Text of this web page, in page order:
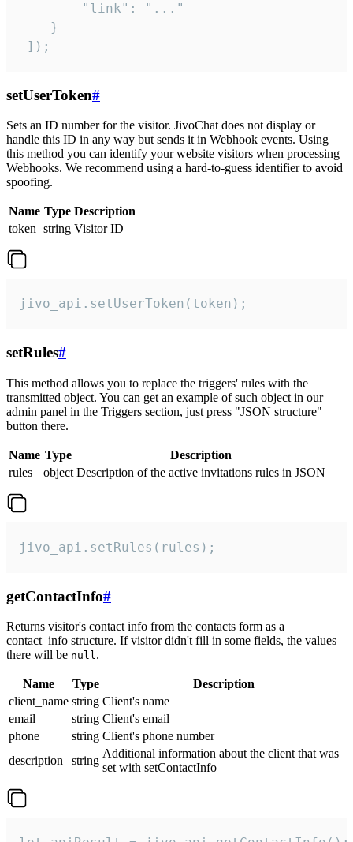
        "link": "..."
    }
]);
setUserToken#
Sets an ID number for the visitor. JivoChat does not display or
handle this ID in any way but sends it in Webhook events. Using
this method you can identify your website visitors when processing
Webhooks. We recommend using a hard-to-guess identifier to avoid
spoofing.
Name Type Description
token string Visitor ID
jivo_api.setUserToken(token);
setRules#
This method allows you to replace the triggers' rules with the
transmitted object. You can get an example of such object in our
admin panel in the Triggers section, just press "JSON structure"
button there.
Name Type
Description
rules
object Description of the active invitations rules in JSON
jivo_api.setRules(rules);
getContactInfo#
Returns visitor's contact info from the contacts form as a
contact_info structure. If visitor didn't fill in some fields, the values
there will be null.
Name Type
Description
client_name string Client's name
email
string Client's email
phone
string Client's phone number
description
string
Additional information about the client that was
set with setContactInfo